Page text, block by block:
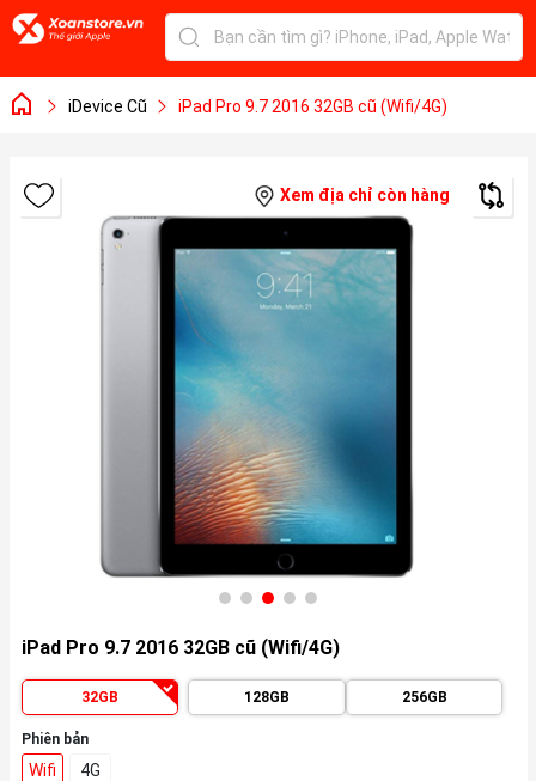
iDevice Cũ iPad Pro 9.7 2016 32GB cũ (Wifi/4G)
Xem địa chỉ còn hàng
iPad Pro 9.7 2016 32GB cũ (Wifi/4G)
32GB 128GB 256GB
Phiên bản
Wifi 4G